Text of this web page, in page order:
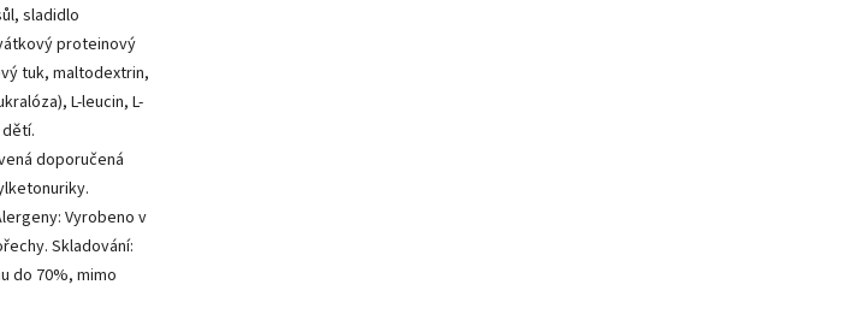
sladidlo
proteinový
tuk, maltodextrin,
L-leucin, L-
doporučená
Vyrobeno v
Skladování:
do 70%, mimo